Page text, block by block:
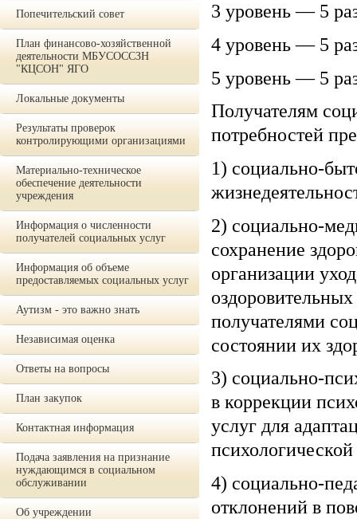
Попечительский совет
План финансово-хозяйственной
деятельности МБУСОССЗН
"КЦСОН" ЯГО
Локальные документы
Результаты проверок
контролирующими организациями
Материально-техническое
обеспечение деятельности
учреждения
Информация о численности
получателей социальных услуг
Информация об объеме
предоставляемых социальных услуг
Аутизм - это важно знать
Независимая оценка
Ответы на вопросы
План закупок
Контактная информация
Подача заявления на признание
нуждающимся в социальном
обслуживании
Об учреждении
3 уровень — 5
4 уровень — 5
5 уровень — 5
Получателям
потребностей
1) социально-
2) социально-
сохранение
организации
получателями
состоянии их
3) социально-
в коррекции
услуг для
4) социально-
отклонений в